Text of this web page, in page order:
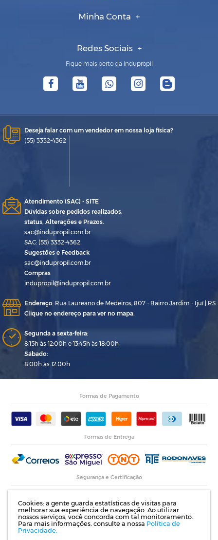
Cookies: a gente guarda estatísticas de visitas para
melhorar sua experiência de navegação. Ao utilizar
nossos serviços, você concorda com tal monitoramento.
Para mais informações, consulte a nossa Política de
Privacidade.
Minha Conta
Redes Sociais
Fique mais perto da Indupropil
Deseja falar com um vendedor em nossa loja física?
(55) 3332-4362
Atendimento (SAC) - SITE
Dúvidas sobre pedidos realizados,
status, Alterações e Prazos.
sac@indupropil.com.br
SAC: (55) 3332-4362
Sugestões e Feedback
sac@indupropil.com.br
Compras
indupropil@indupropil.com.br
Endereço: Rua Laureano de Medeiros, 807 - Bairro Jardim - Ijuí | RS
Clique no endereço para ver no mapa.
Segunda a sexta-feira:
8:15h às 12:00h e 13:45h às 18:00h
Sábado:
8:00h às 12:00h
Formas de Pagamento
Formas de Entrega
Segurança e Certificação